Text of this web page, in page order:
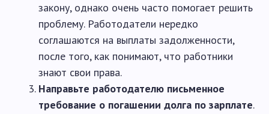
закону, однако очень часто помогает решить
проблему. Работодатели нередко
соглашаются на выплаты задолженности,
после того, как понимают, что работники
знают свои права.
Направьте работодателю письменное
требование о погашении долга по зарплате.